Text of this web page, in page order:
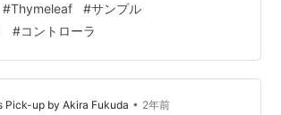
させます。 1. サンプルプログラムの作成
作成 src/main/resources/templates フォ
ファイルを作成し、以下の内容を記述
#Thymeleaf #サンプル
#コントローラ
Pick-up by Akira Fukuda • 2年前